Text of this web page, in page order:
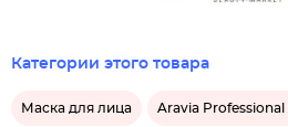
Категории этого товара
Маска для лица Aravia